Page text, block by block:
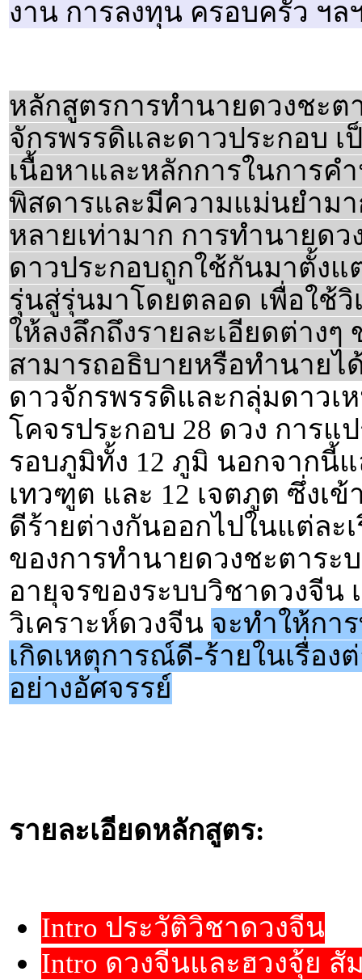
งาน การลงทุน ครอบครัว ฯ
หลักสูตรการทำนายดวงชะ
จักรพรรดิและดาวประกอบ
เนื้อหาและหลักการในการ
พิสดารและมีความแม่นยำม
หลายเท่ามาก การทำนายด
ดาวประกอบถูกใช้กันมาตั้ง
รุ่นสู่รุ่นมาโดยตลอด เพื่อใช้
ให้ลงลึกถึงรายละเอียดต่าง
สามารถอธิบายหรือทำนายไ
ดาวจักรพรรดิและกลุ่มดาวเ
โคจรประกอบ 28 ดวง การแ
รอบภูมิทั้ง 12 ภูมิ นอกจากนี้แ
เทวฑูต และ 12 เจตภูต ซึ่งเ
ดีร้ายต่างกันออกไปในแต่ละ
ของการทำนายดวงชะตาระ
อายุจรของระบบวิชาดวงจีน
วิเคราะห์ดวงจีน จะทำให้กา
เกิดเหตุการณ์ดี-ร้ายในเรื่อ
อย่างอัศจรรย์
รายละเอียดหลักสูตร:
Intro ประวัติวิชาดวงจีน
Intro ดวงจีนและฮวงจุ้ย